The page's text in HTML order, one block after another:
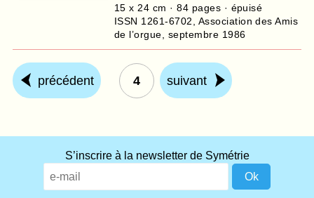
15 x 24 cm ·84 pages · épuisé
ISSN 1261-6702, Association des Amis
de l’orgue, septembre 1986
précédent 4 suivant
S’inscrire à la newsletter de Symétrie